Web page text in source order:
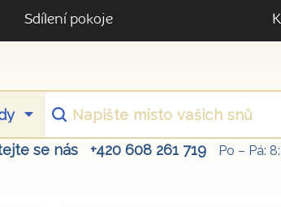
Sdílení pokoje
se nás +420 608 261 719 Po – Pá: